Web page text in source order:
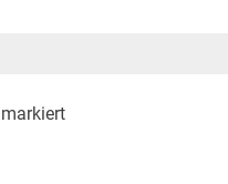
markiert